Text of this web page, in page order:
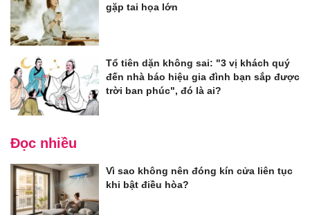
gặp tai họa lớn
Tổ tiên dặn không sai: "3 vị khách quý
đến nhà báo hiệu gia đình bạn sắp được
trời ban phúc", đó là ai?
Đọc nhiều
Vì sao không nên đóng kín cửa liên tục
khi bật điều hòa?